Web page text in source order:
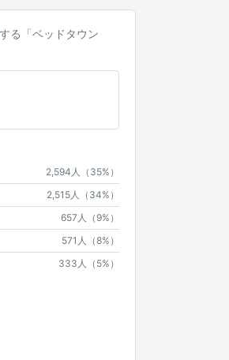
る「ベッドタウン
2,594人（35%）
2,515人（34%）
657人（9%）
571人（8%）
333人（5%）